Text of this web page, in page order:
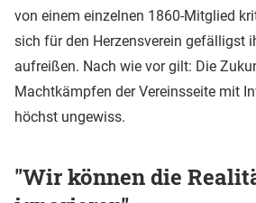
von einem einzelnen 1860-Mitglied
sich für den Herzensverein gefälligst
aufreißen. Nach wie vor gilt: Die
Machtkämpfen der Vereinsseite mit
höchst ungewiss.
"Wir können die